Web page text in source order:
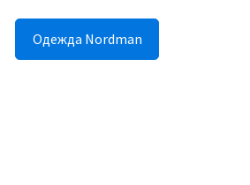
Одежда Nordman